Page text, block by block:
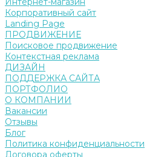
Корпоративный сайт
Landing Page
ПРОДВИЖЕНИЕ
Поисковое продвижение
Контекстная реклама
ДИЗАЙН
ПОДДЕРЖКА САЙТА
ПОРТФОЛИО
О КОМПАНИИ
Вакансии
Отзывы
Блог
Политика конфиденциальности
Договора оферты